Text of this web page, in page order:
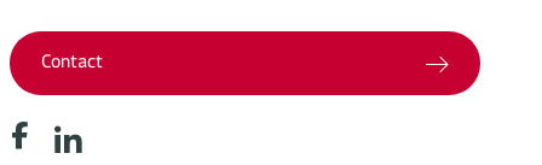
Contact